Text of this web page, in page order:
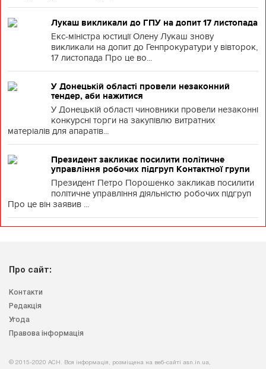
Лукаш викликали до ГПУ на допит 17 листопада
Екс-міністра юстиції Олену Лукаш знову
викликали на допит до Генпрокуратури у вівторок,
17 листопада Про це во...
У Донецькій області провели незаконний
тендер, аби нажитися
У Донецькій області чиновники провели незаконні
конкурсні торги на закупівлю витратних
матеріалів для апаратів...
Президент закликає посилити політичне
управління робочих підгруп Контактної групи
Президент Петро Порошенко закликав посилити
політичне управління діяльністю робочих підгруп
Про це він заявив ...
Про сайт:
Контакти
Редакція
Угода
Правова інформація
© 2015-2020 АСН. Вся інформація, розміщена на веб-сайті asn.in.ua,